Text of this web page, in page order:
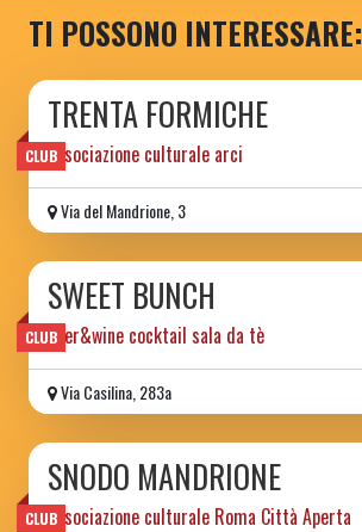
TI POSSONO INTERESSARE:
CLUB
TRENTA FORMICHE
associazione culturale arci
Via del Mandrione, 3
CLUB
SWEET BUNCH
beer&wine cocktail sala da tè
Via Casilina, 283a
CLUB
SNODO MANDRIONE
associazione culturale Roma Città Aperta